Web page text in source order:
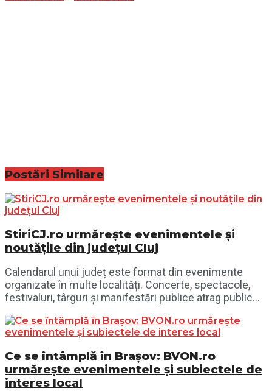
Postări Similare
StiriCJ.ro urmărește evenimentele și
noutățile din județul Cluj
Calendarul unui județ este format din evenimente
organizate în multe localități. Concerte, spectacole,
festivaluri, târguri și manifestări publice atrag public...
Ce se întâmplă în Brașov: BVON.ro
urmărește evenimentele și subiectele de
interes local